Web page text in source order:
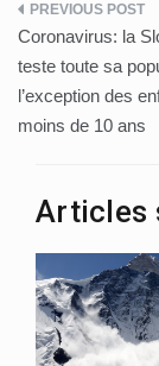
Post
Coronavirus: la
teste toute sa
l’exception des
moins de 10 ans
Articles